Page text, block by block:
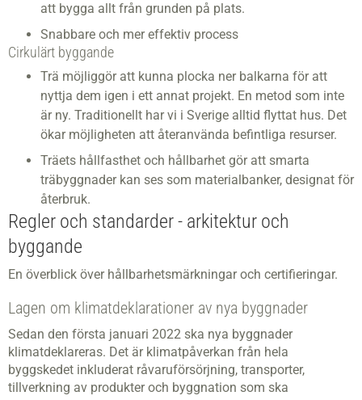
att bygga allt från grunden på plats.
Snabbare och mer effektiv process
Cirkulärt byggande
Trä möjliggör att kunna plocka ner balkarna för att
nyttja dem igen i ett annat projekt. En metod som inte
är ny. Traditionellt har vi i Sverige alltid flyttat hus. Det
ökar möjligheten att återanvända befintliga resurser.
Träets hållfasthet och hållbarhet gör att smarta
träbyggnader kan ses som materialbanker, designat för
återbruk.
Regler och standarder - arkitektur och
byggande
En överblick över hållbarhetsmärkningar och certifieringar.
Lagen om klimatdeklarationer av nya byggnader
Sedan den första januari 2022 ska nya byggnader
klimatdeklareras. Det är klimatpåverkan från hela
byggskedet inkluderat råvaruförsörjning, transporter,
tillverkning av produkter och byggnation som ska